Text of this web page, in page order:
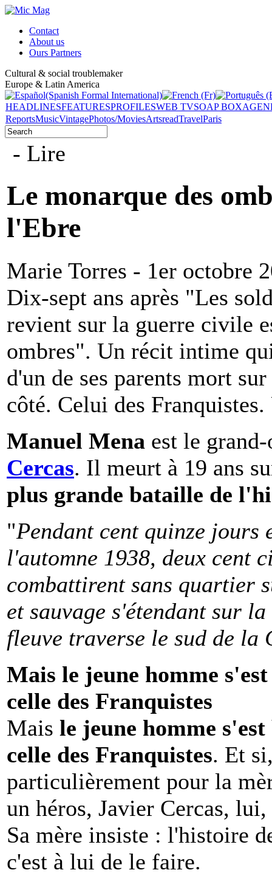
Contact
About us
Ours Partners
Cultural & social troublemaker
Europe & Latin America
HEADLINESFEATURESPROFILESWEB TVSOAP BOX
ReportsMusicVintagePhotos/MoviesArtsreadTravelParis
- Lire
Le monarque des
l'Ebre
Marie Torres - 1er octobre
Dix-sept ans après "Les
revient sur la guerre civile
ombres". Un récit intime
d'un de ses parents mort
côté. Celui des
Manuel Mena est le
Cercas. Il meurt à 19 ans
plus grande bataille de
"Pendant cent quinze jours
l'automne 1938, deux cent
combattirent sans quartier
et sauvage s'étendant sur
fleuve traverse le sud de la
Mais le jeune homme
celle des Franquistes
Mais le jeune homme
celle des Franquistes. Et
particulièrement pour la
un héros, Javier Cercas, lui,
Sa mère insiste : l'histoire
c'est à lui de le faire.